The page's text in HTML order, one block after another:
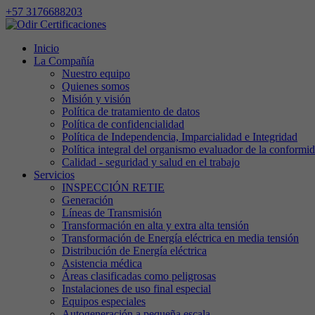
+57 3176688203
Inicio
La Compañía
Nuestro equipo
Quienes somos
Misión y visión
Política de tratamiento de datos
Política de confidencialidad
Política de Independencia, Imparcialidad e Integridad
Política integral del organismo evaluador de la
Calidad - seguridad y salud en el trabajo
Servicios
INSPECCIÓN RETIE
Generación
Líneas de Transmisión
Transformación en alta y extra alta tensión
Transformación de Energía eléctrica en media tensión
Distribución de Energía eléctrica
Asistencia médica
Áreas clasificadas como peligrosas
Instalaciones de uso final especial
Equipos especiales